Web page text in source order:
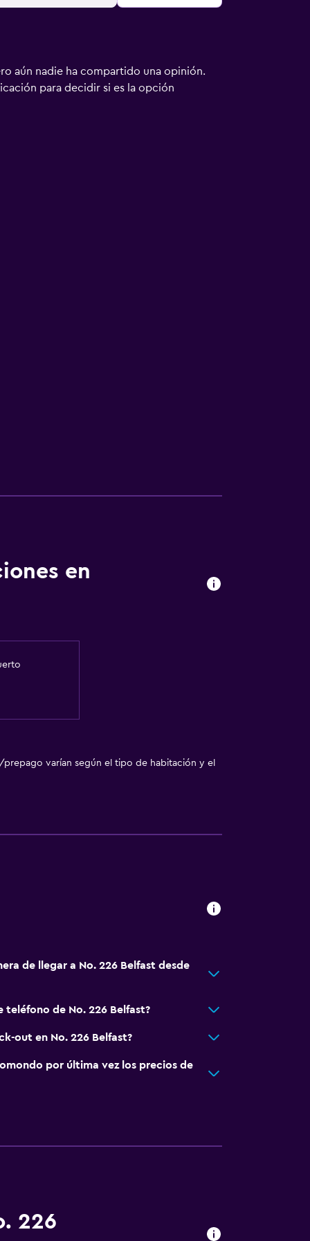
aún nadie ha compartido una opinión.
para decidir si es la opción
en
prepago varían según el tipo de habitación y el
de llegar a No. 226 Belfast desde
teléfono de No. 226 Belfast?
out en No. 226 Belfast?
por última vez los precios de
226